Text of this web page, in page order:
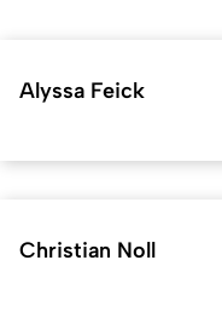
Alyssa Feick
Christian Noll